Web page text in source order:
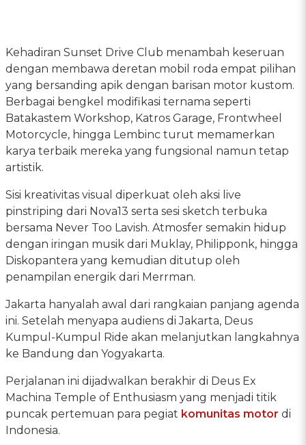
Kehadiran Sunset Drive Club menambah keseruan
dengan membawa deretan mobil roda empat pilihan
yang bersanding apik dengan barisan motor kustom.
Berbagai bengkel modifikasi ternama seperti
Batakastem Workshop, Katros Garage, Frontwheel
Motorcycle, hingga Lembinc turut memamerkan
karya terbaik mereka yang fungsional namun tetap
artistik.
Sisi kreativitas visual diperkuat oleh aksi live
pinstriping dari Nova13 serta sesi sketch terbuka
bersama Never Too Lavish. Atmosfer semakin hidup
dengan iringan musik dari Muklay, Philipponk, hingga
Diskopantera yang kemudian ditutup oleh
penampilan energik dari Merrman.
Jakarta hanyalah awal dari rangkaian panjang agenda
ini. Setelah menyapa audiens di Jakarta, Deus
Kumpul-Kumpul Ride akan melanjutkan langkahnya
ke Bandung dan Yogyakarta.
Perjalanan ini dijadwalkan berakhir di Deus Ex
Machina Temple of Enthusiasm yang menjadi titik
puncak pertemuan para pegiat komunitas motor di
Indonesia.